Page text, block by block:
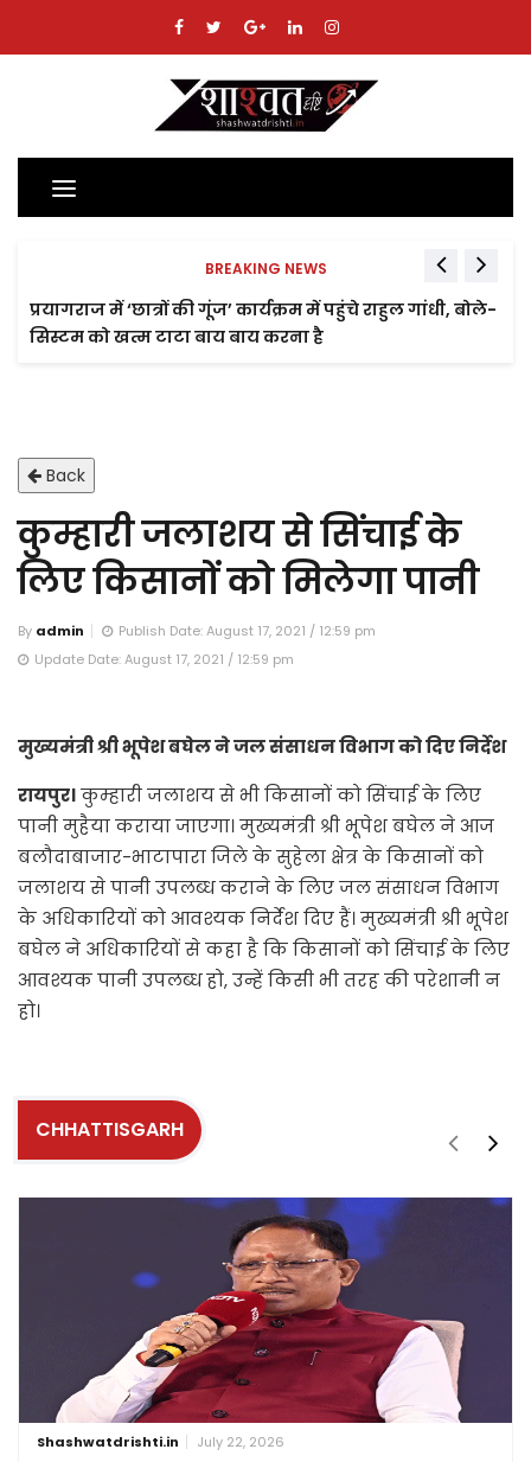
Toggle
navigation
BREAKING NEWS
प्रयागराज में ‘छात्रों की गूंज’ कार्यक्रम में पहुंचे राहुल गांधी, बोले-
सिस्टम को खत्म टाटा बाय बाय करना है
Back
कुम्हारी जलाशय से सिंचाई के
लिए किसानों को मिलेगा पानी
By admin
Publish Date: August 17, 2021 / 12:59 pm
Update Date: August 17, 2021 / 12:59 pm
मुख्यमंत्री श्री भूपेश बघेल ने जल संसाधन विभाग को दिए निर्देश
रायपुर।कुम्हारी जलाशय से भी किसानों को सिंचाई के लिए
पानी मुहैया कराया जाएगा। मुख्यमंत्री श्री भूपेश बघेल ने आज
बलौदाबाजार-भाटापारा जिले के सुहेला क्षेत्र के किसानों को
जलाशय से पानी उपलब्ध कराने के लिए जल संसाधन विभाग
के अधिकारियों को आवश्यक निर्देश दिए हैं। मुख्यमंत्री श्री भूपेश
बघेल ने अधिकारियों से कहा है कि किसानों को सिंचाई के लिए
आवश्यक पानी उपलब्ध हो, उन्हें किसी भी तरह की परेशानी न
हो।
CHHATTISGARH
Shashwatdrishti.in July 22, 2026